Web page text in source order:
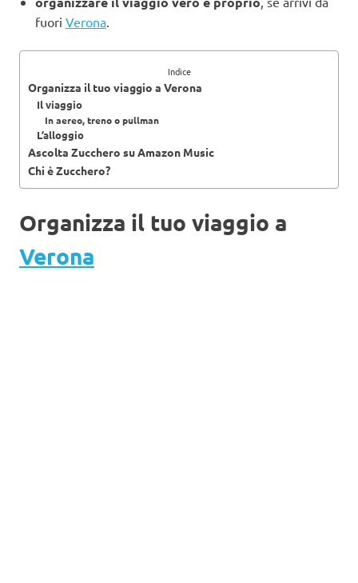
fuori Verona
Indice
Organizza il tuo viaggio a Verona
Il viaggio
In aereo, treno o pullman
L’alloggio
Ascolta Zucchero su Amazon Music
Chi è Zucchero?
Organizza il tuo viaggio a
Verona